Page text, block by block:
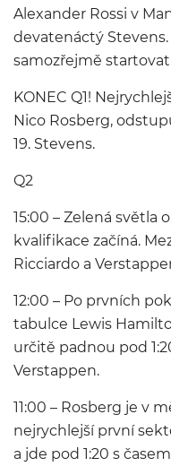
Alexander Rossi v
devatenáctý
samozřejmě
KONEC Q1!
Nico Rosberg,
19. Stevens.
Q2
15:00 – Zelená světla
kvalifikace začíná.
Ricciardo a
12:00 – Po prvních
tabulce Lewis
určitě padnou pod
Verstappen.
11:00 – Rosberg je v
nejrychlejší první
a jde pod 1:20 s časem